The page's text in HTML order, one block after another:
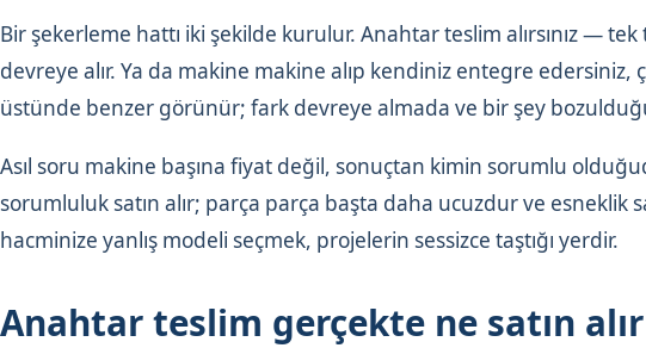
Bir şekerleme hattı iki şekilde kurulur. Anahtar teslim alırsınız —
devreye alır. Ya da makine makine alıp kendiniz entegre
üstünde benzer görünür; fark devreye almada ve bir şey
Asıl soru makine başına fiyat değil, sonuçtan kimin sorumlu
sorumluluk satın alır; parça parça başta daha ucuzdur ve esneklik
hacminize yanlış modeli seçmek, projelerin sessizce taştığı yerdir.
Anahtar teslim gerçekte ne satın alır